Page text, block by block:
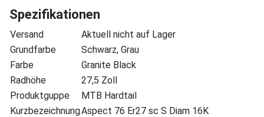
Spezifikationen
Versand
Aktuell nicht auf Lager
Grundfarbe
Schwarz, Grau
Farbe
Granite Black
Radhöhe
27,5 Zoll
Produktguppe
MTB Hardtail
KurzbezeichnungAspect 76 Er27 sc S Diam 16K